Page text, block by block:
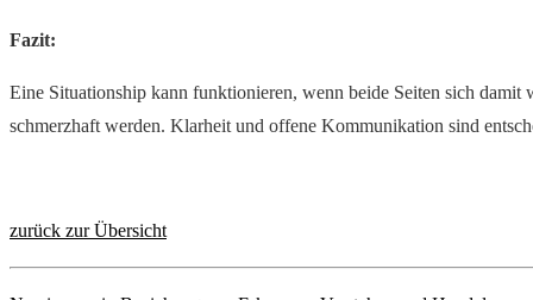
Fazit:
Eine Situationship kann funktionieren, wenn beide Seiten sich
schmerzhaft werden. Klarheit und offene Kommunikation sind
zurück zur Übersicht